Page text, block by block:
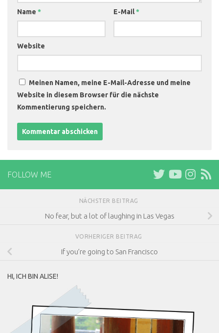
Name * E-Mail*
Website
Meinen Namen, meine E-Mail-Adresse und meine
Website in diesem Browser für die nächste
Kommentierung speichern.
FOLLOW ME
NÄCHSTER BEITRAG
No fear, but a lot of laughing in Las Vegas
VORHERIGER BEITRAG
If you’re going to San Francisco
HI, ICH BIN ALISE!